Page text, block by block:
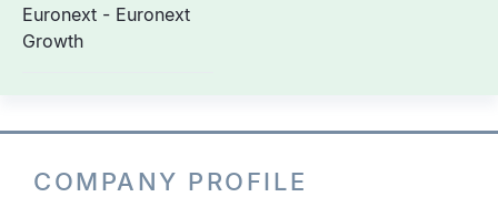
Euronext - Euronext
Growth
COMPANY PROFILE